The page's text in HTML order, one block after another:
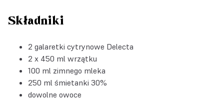
Składniki
2 galaretki cytrynowe Delecta
2 x 450 ml wrzątku
100 ml zimnego mleka
250 ml śmietanki 30%
dowolne owoce